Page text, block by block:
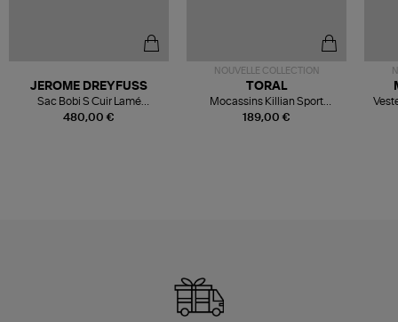
480,00 €
JEROME DREYFUSS
Sac Bobi S Cuir Lamé
Champagne
NOUVELLE COLLECTION
189,00 €
TORAL
Mocassins Killian Sport
Mousse